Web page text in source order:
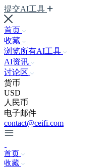
提交AI工具
首页
收藏
浏览所有AI工具
AI资讯
讨论区
货币
USD
人民币
电子邮件
contact@ceifi.com
首页
收藏